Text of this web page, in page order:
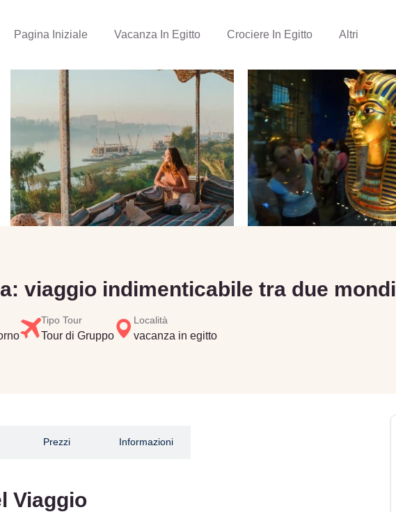
Pagina Iniziale Vacanza In Egitto Crociere In Egitto Altri
viaggio indimenticabile tra due mondi
Tipo Tour
Tour di Gruppo
Località
vacanza in egitto
Prezzi Informazioni
Viaggio